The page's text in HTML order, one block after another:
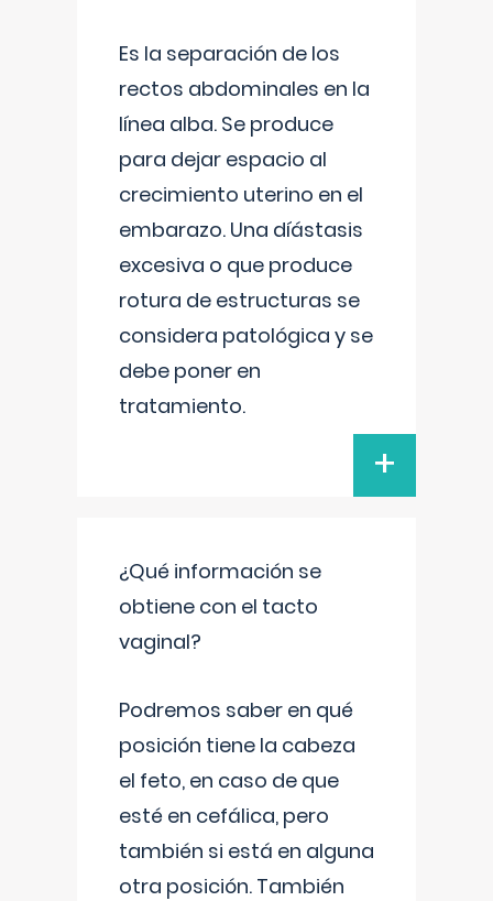
Es la separación de los
rectos abdominales en la
línea alba. Se produce
para dejar espacio al
crecimiento uterino en el
embarazo. Una díástasis
excesiva o que produce
rotura de estructuras se
considera patológica y se
debe poner en
tratamiento.
+
¿Qué información se
obtiene con el tacto
vaginal?
Podremos saber en qué
posición tiene la cabeza
el feto, en caso de que
esté en cefálica, pero
también si está en alguna
otra posición. También